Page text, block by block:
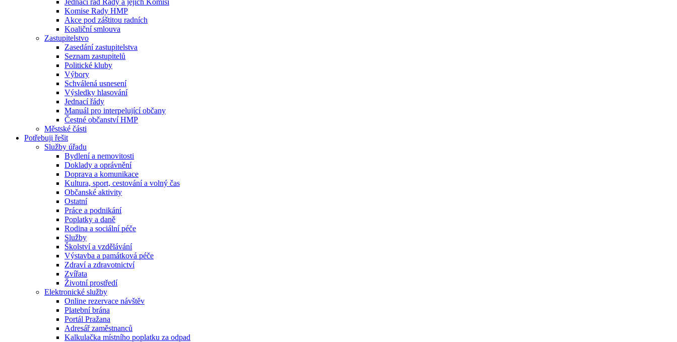
Jednací řád Rady a jejích Komisí
Komise Rady HMP
Akce pod záštitou radních
Koaliční smlouva
Zastupitelstvo
Zasedání zastupitelstva
Seznam zastupitelů
Politické kluby
Výbory
Schválená usnesení
Výsledky hlasování
Jednací řády
Manuál pro interpelující občany
Čestné občanství HMP
Městské části
Potřebuji řešit
Služby úřadu
Bydlení a nemovitosti
Doklady a oprávnění
Doprava a komunikace
Kultura, sport, cestování a volný čas
Občanské aktivity
Ostatní
Práce a podnikání
Poplatky a daně
Rodina a sociální péče
Služby
Školství a vzdělávání
Výstavba a památková péče
Zdraví a zdravotnictví
Zvířata
Životní prostředí
Elektronické služby
Online rezervace návštěv
Platební brána
Portál Pražana
Adresář zaměstnanců
Kalkulačka místního poplatku za odpad